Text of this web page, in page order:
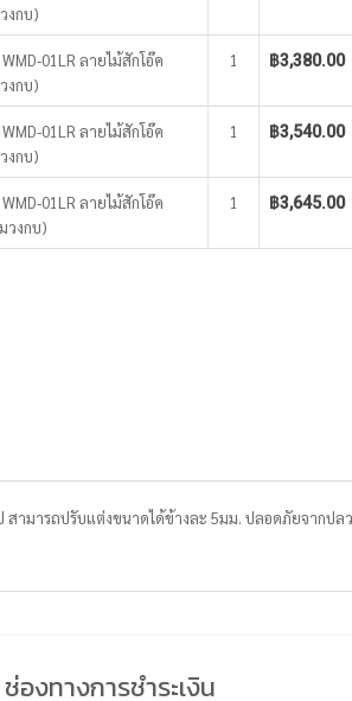
งกบ)
01LR ลายไม้สักโอ๊ค
งกบ)
1 ฿3,380.00
01LR ลายไม้สักโอ๊ค
งกบ)
1 ฿3,540.00
01LR ลายไม้สักโอ๊ค
วงกบ)
1 ฿3,645.00
ามารถปรับแต่งขนาดได้ข้างละ 5มม. ปลอดภัยจากปล
ช่องทางการชำระเงิน